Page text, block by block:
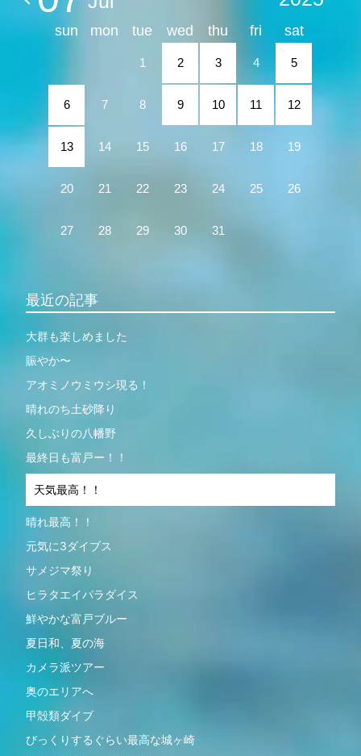
sun mon tue wed thu fri sat
1 2 3 4 5
6 7 8 9 10 11 12
13 14 15 16 17 18 19
20 21 22 23 24 25 26
27 28 29 30 31
最近の記事
大群も楽しめました
賑やか〜
アオミノウミウシ現る！
晴れのち土砂降り
久しぶりの八幡野
最終日も富戸ー！！
天気最高！！
晴れ最高！！
元気に3ダイブス
サメジマ祭り
ヒラタエイパラダイス
鮮やかな富戸ブルー
夏日和、夏の海
カメラ派ツアー
奥のエリアへ
甲殻類ダイブ
びっくりするぐらい最高な城ヶ崎